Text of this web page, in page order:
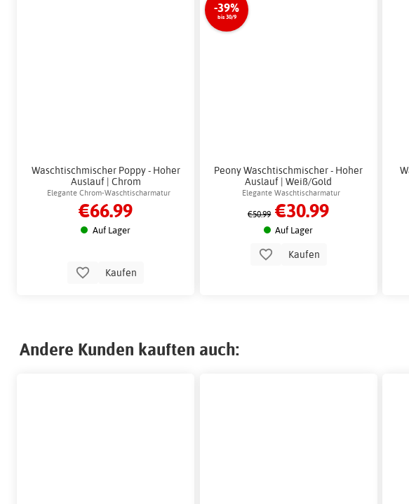
Waschtischmischer Poppy - Hoher
Auslauf | Chrom
Elegante Chrom-Waschtischarmatur
€66.99
Auf Lager
Kaufen
-39%
bis 30/9
Peony Waschtischmischer - Hoher
Auslauf | Weiß/Gold
Elegante Waschtischarmatur
€50.99 €30.99
Auf Lager
Kaufen
Andere Kunden kauften auch: